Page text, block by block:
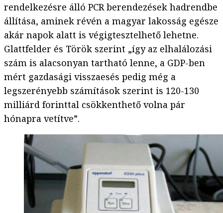
rendelkezésre álló PCR berendezések hadrendbe
állítása, aminek révén a magyar lakosság egésze
akár napok alatt is végigtesztelhető lehetne.
Glattfelder és Török szerint „így az elhalálozási
szám is alacsonyan tartható lenne, a GDP-ben
mért gazdasági visszaesés pedig még a
legszerényebb számítások szerint is 120-130
milliárd forinttal csökkenthető volna pár
hónapra vetítve”.